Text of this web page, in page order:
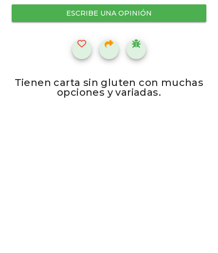
ESCRIBE UNA OPINIÓN
Tienen carta sin gluten con muchas
opciones y variadas.